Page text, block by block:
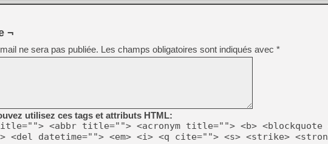
[Mo5] Deux inédits du
[GK] Le beat'em up The
[GK] Endless Legend 2 :
[LS] [PS5] Le WebKit
[GK] Oubliez Crazy Taxi,
[LS] [Switch] NSZ 5.0.0
¬
ne sera pas publiée. Les champs obligatoires sont indiqués avec *
utilisez ces tags et attributs HTML:
<abbr title=""> <acronym title=""> <b> <blockquote
<del datetime=""> <em> <i> <q cite=""> <s> <strike>